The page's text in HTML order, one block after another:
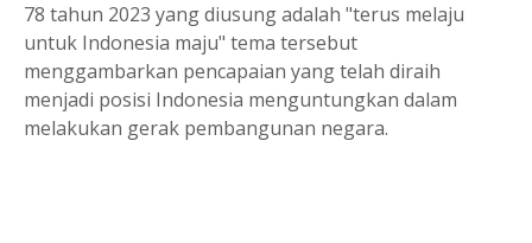
78 tahun 2023 yang diusung adalah "terus melaju
untuk Indonesia maju" tema tersebut
menggambarkan pencapaian yang telah diraih
menjadi posisi Indonesia menguntungkan dalam
melakukan gerak pembangunan negara.